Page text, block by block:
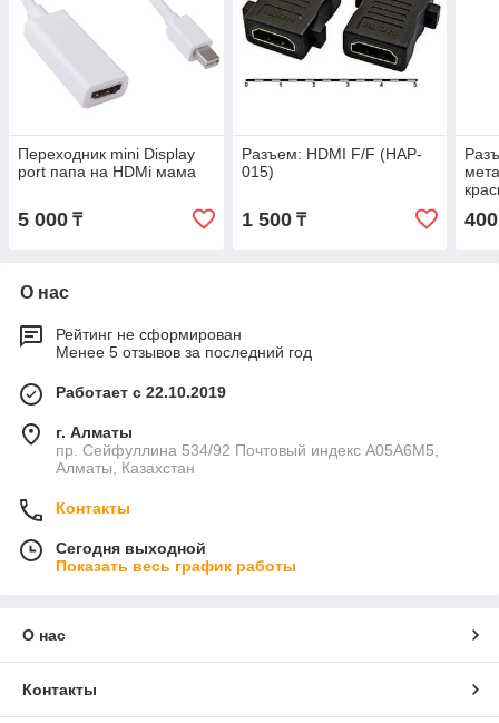
Переходник mini Display
port папа на HDMi мама
5 000 ₸
Разъем: HDMI F/F (HAP-
015)
1 500₸ 400
О нас
Рейтинг не сформирован
Менее 5 отзывов за последний год
Работает с 22.10.2019
г. Алматы
пр. Сейфуллина 534/92 Почтовый индекс A05A6M5,
Алматы, Казахстан
Контакты
Сегодня выходной
Показать весь график работы
О нас
Контакты